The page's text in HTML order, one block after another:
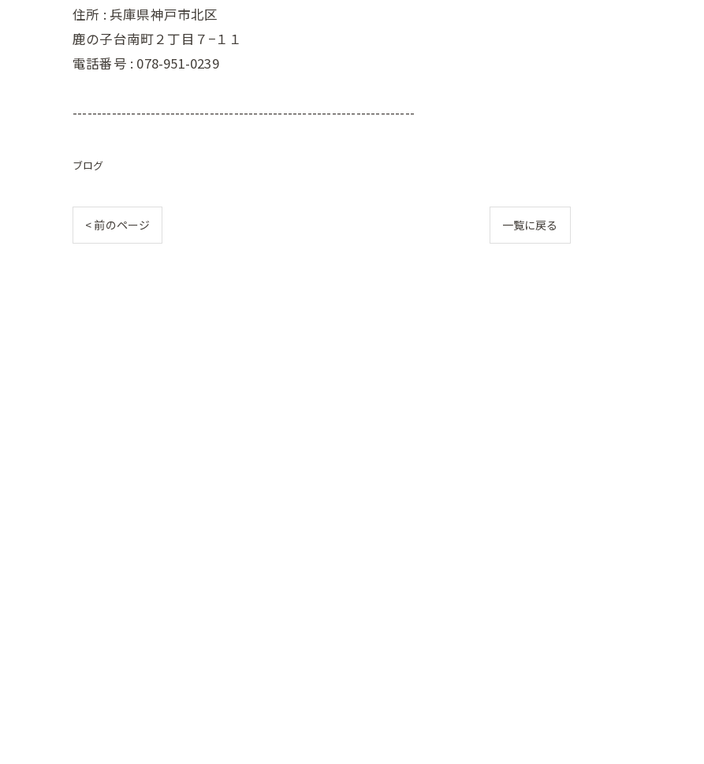
住所 : 兵庫県神戸市北区
鹿の子台南町２丁目７−１１
電話番号 : 078-951-0239
----------------------------------------------------------------------
ブログ
< 前のページ 一覧に戻る